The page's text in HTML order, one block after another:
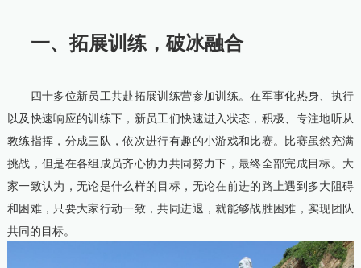
一、拓展训练，破冰融合
四十多位新员工共赴拓展训练营参加训练。在军事化热身、执行
以及快速响应的训练下，新员工们快速进入状态，积极、专注地听从
教练指挥，分成三队，依次进行有趣的小游戏和比赛。比赛虽然充满
挑战，但是在各组成员齐心协力共同努力下，最终全部完成目标。大
家一致认为，无论是什么样的目标，无论在前进的路上遇到多大阻碍
和困难，只要大家行动一致，共同进退，就能够战胜困难，实现团队
共同的目标。